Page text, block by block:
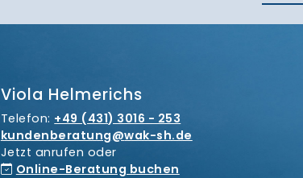
Viola Helmerichs
Telefon: +49 (431) 3016 - 253
kundenberatung
wak-sh.de
Jetzt anrufen oder
Online-Beratung buchen